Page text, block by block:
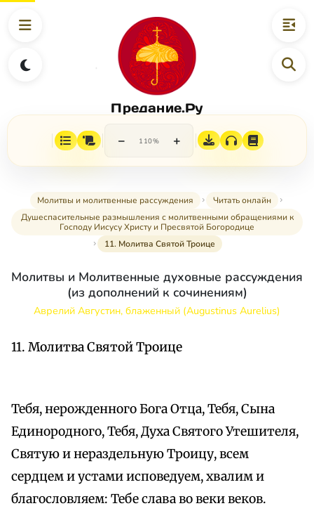
Предание.Ру
− 110% +
Молитвы и молитвенные рассуждения
Читать онлайн
Душеспасительные размышления с молитвенными обращениями к
Господу Иисусу Христу и Пресвятой Богородице
11. Молитва Святой Троице
Молитвы и Молитвенные духовные рассуждения
(из дополнений к сочинениям)
Аврелий Августин, блаженный (Augustinus Aurelius)
11. Молитва Святой Троице
Тебя, нерожденного Бога Отца, Тебя, Сына
Единородного, Тебя, Духа Святого Утешителя,
Святую и нераздельную Троицу, всем
сердцем и устами исповедуем, хвалим и
благословляем: Тебе слава во веки веков.